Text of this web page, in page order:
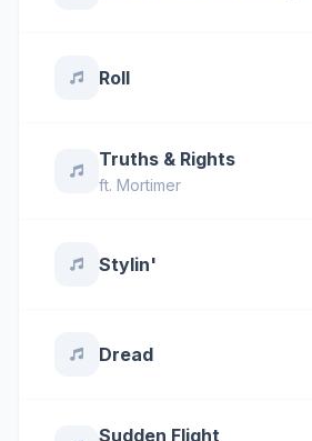
Roll
Truths & Rights
ft. Mortimer
Stylin'
Dread
Sudden Flight